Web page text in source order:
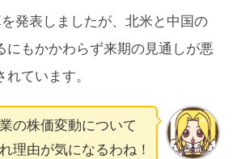
発表しましたが、北米と中国の
にもかかわらず来期の見通しが悪
ています。
の株価変動について
理由が気になるわね！